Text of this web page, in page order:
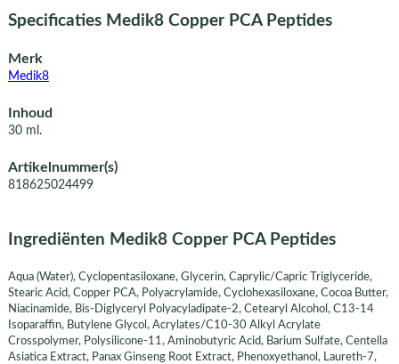
Specificaties Medik8 Copper PCA Peptides
Merk
Medik8
Inhoud
30 ml.
Artikelnummer(s)
818625024499
Ingrediënten Medik8 Copper PCA Peptides
Aqua (Water), Cyclopentasiloxane, Glycerin, Caprylic/Capric Triglyceride,
Stearic Acid, Copper PCA, Polyacrylamide, Cyclohexasiloxane, Cocoa Butter,
Niacinamide, Bis-Diglyceryl Polyacyladipate-2, Cetearyl Alcohol, C13-14
Isoparaffin, Butylene Glycol, Acrylates/C10-30 Alkyl Acrylate
Crosspolymer, Polysilicone-11, Aminobutyric Acid, Barium Sulfate, Centella
Asiatica Extract, Panax Ginseng Root Extract, Phenoxyethanol, Laureth-7,